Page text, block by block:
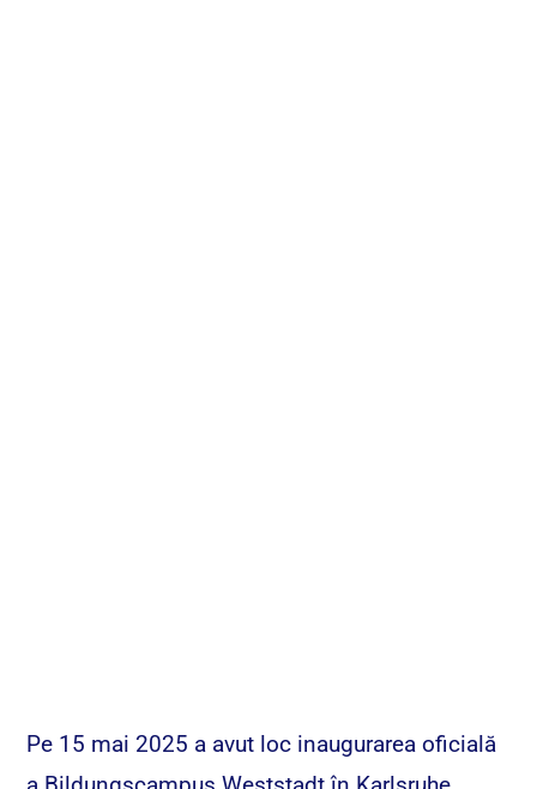
Pe 15 mai 2025 a avut loc inaugurarea oficială